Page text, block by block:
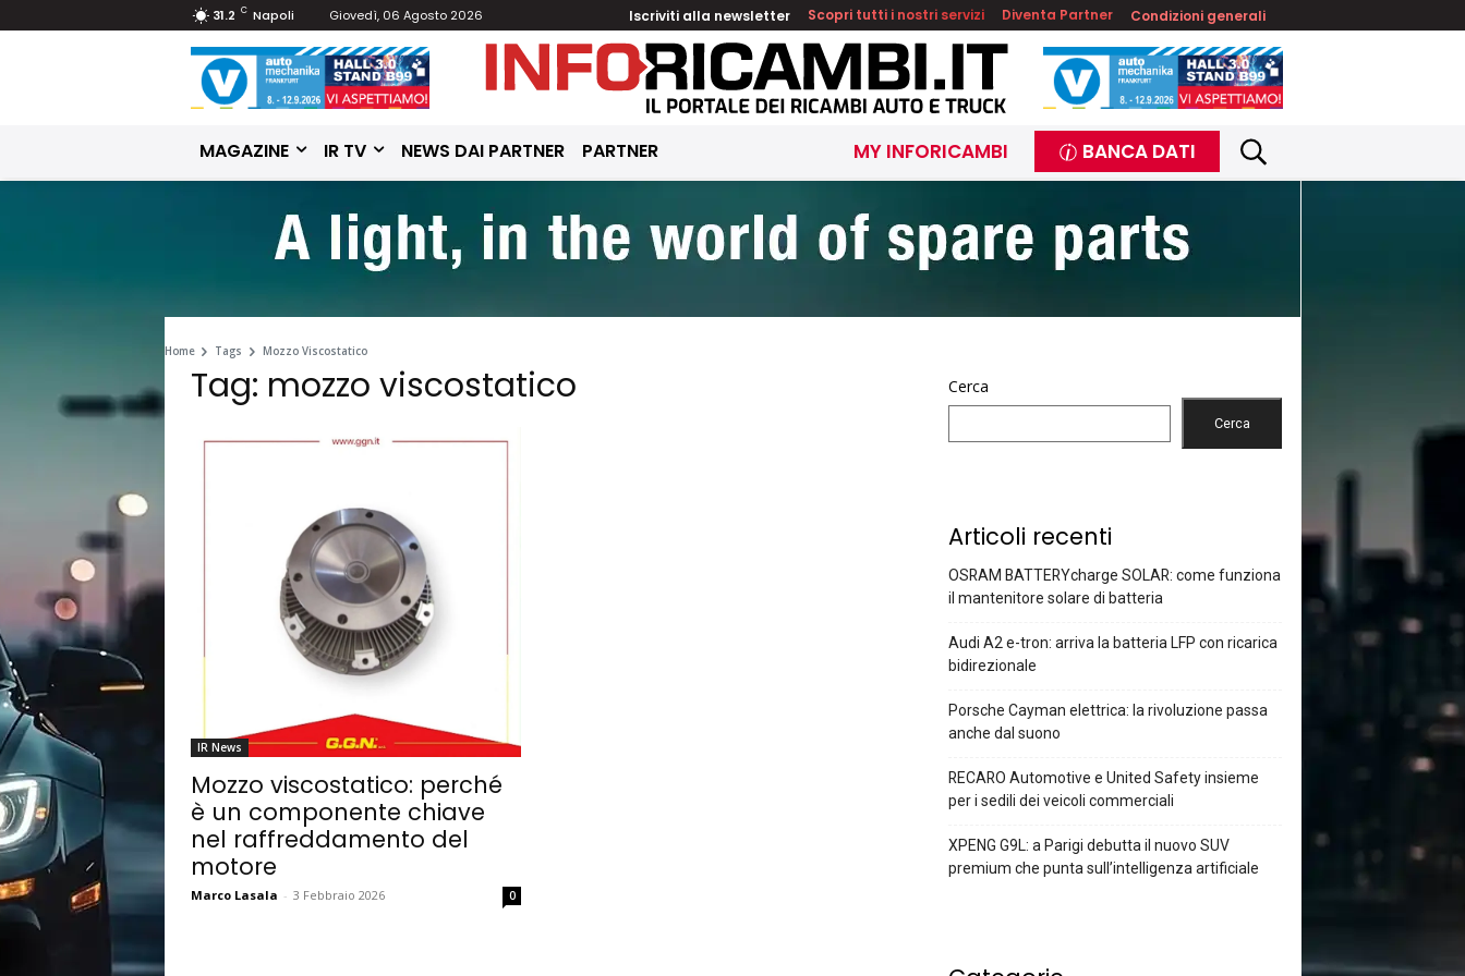
31.2 C Napoli Giovedì, 06 Agosto 2026 Iscriviti alla newsletter Scopri tutti i nostri servizi Diventa Partner Condizioni generali
MAGAZINE IR TV NEWS DAI PARTNER PARTNER MY INFORICAMBI BANCA DATI
Home Tags Mozzo Viscostatico
Tag: mozzo viscostatico
IR News
Mozzo viscostatico: perché
è un componente chiave
nel raffreddamento del
motore
Marco Lasala - 3 Febbraio 2026 0
Cerca
Cerca
Articoli recenti
OSRAM BATTERYcharge SOLAR: come funziona
il mantenitore solare di batteria
Audi A2 e-tron: arriva la batteria LFP con ricarica
bidirezionale
Porsche Cayman elettrica: la rivoluzione passa
anche dal suono
RECARO Automotive e United Safety insieme
per i sedili dei veicoli commerciali
XPENG G9L: a Parigi debutta il nuovo SUV
premium che punta sull’intelligenza artificiale